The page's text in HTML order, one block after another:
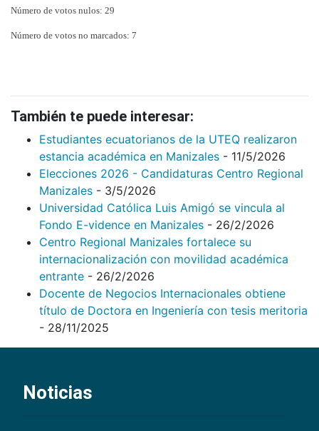
Número de votos nulos: 29
Número de votos no marcados: 7
También te puede interesar:
Estudiantes ecuatorianos de la UTEQ realizaron
estancia académica en Manizales - 11/5/2026
Elecciones 2026 - Candidaturas Centro Regional
Manizales - 3/5/2026
Universidad Católica Luis Amigó se vincula al
Fondo E-vidence en Manizales - 26/2/2026
Centro Regional Manizales fortalece su
internacionalización con movilidad académica
entrante - 26/2/2026
Docente de Negocios Internacionales obtiene
título de Doctora en Ingeniería con tesis meritoria
- 28/11/2025
Noticias